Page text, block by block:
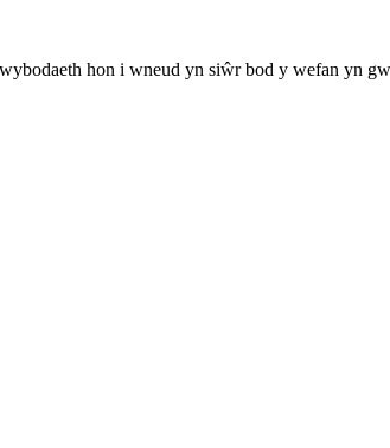
hon i wneud yn siŵr bod y wefan yn